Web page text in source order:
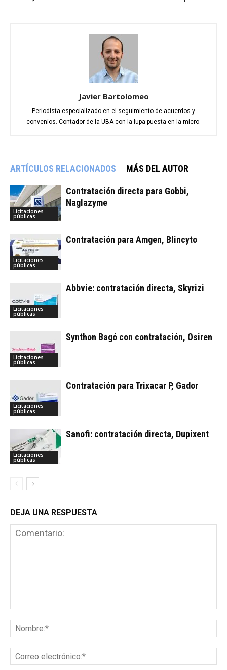
Javier Bartolomeo
Periodista especializado en el seguimiento de acuerdos y
convenios. Contador de la UBA con la lupa puesta en la micro.
ARTÍCULOS RELACIONADOS MÁS DEL AUTOR
Licitaciones
públicas
Contratación directa para Gobbi,
Naglazyme
Licitaciones
públicas
Contratación para Amgen, Blincyto
Licitaciones
públicas
Abbvie: contratación directa, Skyrizi
Licitaciones
públicas
Synthon Bagó con contratación, Osiren
Licitaciones
públicas
Contratación para Trixacar P, Gador
Licitaciones
públicas
Sanofi: contratación directa, Dupixent
DEJA UNA RESPUESTA